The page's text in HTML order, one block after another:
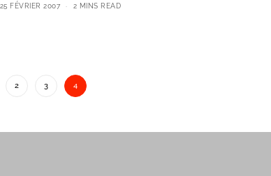
25 FÉVRIER 2007
2 MINS READ
2 3 4